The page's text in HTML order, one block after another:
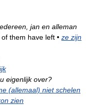
jan en alleman
them have left • ze zijn
eigenlijk over?
(allemaal) niet schelen
zien